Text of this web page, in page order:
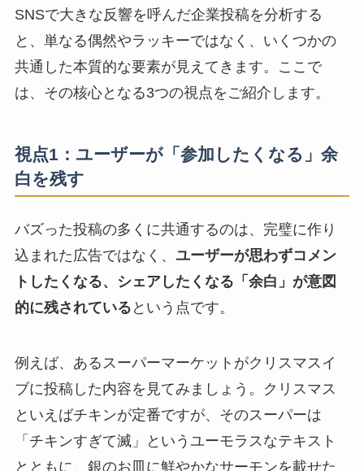
SNSで大きな反響を呼んだ企業投稿を分析する
と、単なる偶然やラッキーではなく、いくつかの
共通した本質的な要素が見えてきます。ここで
は、その核心となる3つの視点をご紹介します。
視点1：ユーザーが「参加したくなる」余
白を残す
バズった投稿の多くに共通するのは、完璧に作り
込まれた広告ではなく、 ユーザーが思わずコメン
トしたくなる、シェアしたくなる「余白」が意図
的に残されている という点です。
例えば、あるスーパーマーケットがクリスマスイ
ブに投稿した内容を見てみましょう。クリスマス
といえばチキンが定番ですが、そのスーパーは
「チキンすぎて滅」というユーモラスなテキスト
とともに、銀のお皿に鮮やかなサーモンを載せた